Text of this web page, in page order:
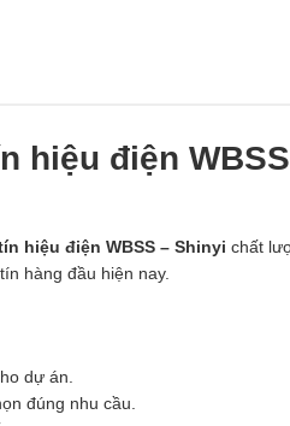
hiệu điện
hiệu điện WBSS – Shinyi chất
hàng đầu hiện nay.
dự án.
đúng nhu cầu.